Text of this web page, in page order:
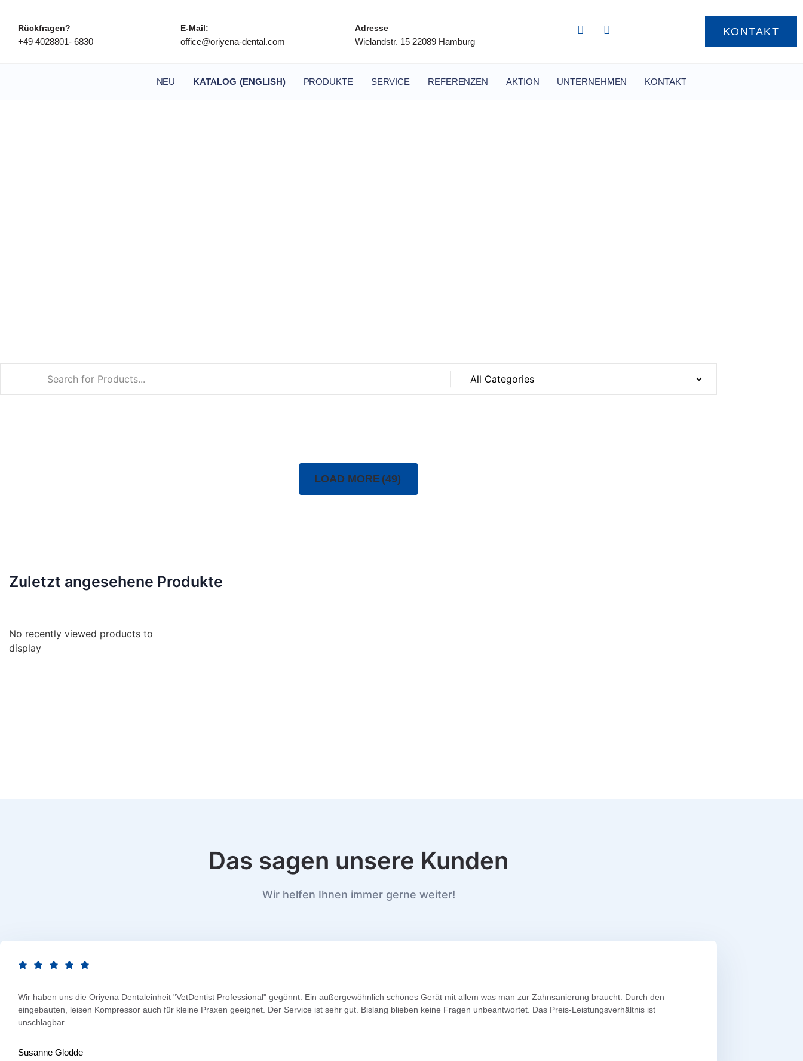
Rückfragen?
+49 4028801- 6830
E-Mail:
office@oriyena-dental.com
Adresse
Wielandstr. 15 22089 Hamburg
KONTAKT
NEU KATALOG (ENGLISH) PRODUKTE SERVICE REFERENZEN AKTION UNTERNEHMEN KONTAKT
LOAD MORE (49)
Zuletzt angesehene Produkte
No recently viewed products to
display
Das sagen unsere Kunden
Wir helfen Ihnen immer gerne weiter!
Wir haben uns die Oriyena Dentaleinheit "VetDentist Professional" gegönnt. Ein außergewöhnlich schönes Gerät mit allem was man zur Zahnsanierung braucht. Durch den
eingebauten, leisen Kompressor auch für kleine Praxen geeignet. Der Service ist sehr gut. Bislang blieben keine Fragen unbeantwortet. Das Preis-Leistungsverhältnis ist
unschlagbar.
Susanne Glodde